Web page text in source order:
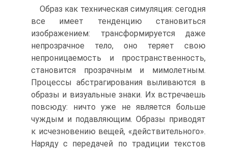
Образ как техническая симуляция: сегодня
все имеет тенденцию становиться
изображением: трансформируется даже
непрозрачное те­ло, оно теряет свою
непроницаемость и пространственность,
становит­ся прозрачным и мимолетным.
Процессы абстрагирования выливают­ся в
образы и визуальные знаки. Их встречаешь
повсюду: ничто уже не является больше
чуждым и подавляющим. Образы приводят
к исчез­новению вещей, «действительного».
Наряду с передачей по традиции текстов